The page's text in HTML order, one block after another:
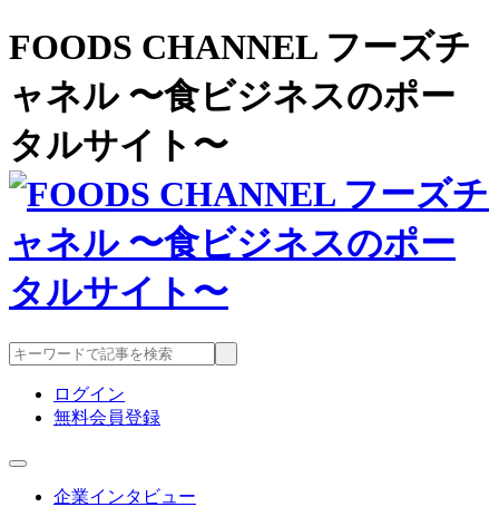
FOODS CHANNEL フーズチ
ャネル 〜食ビジネスのポー
タルサイト〜
ログイン
無料会員登録
企業インタビュー